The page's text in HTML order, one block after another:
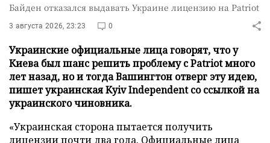
Байден отказался выдавать Украине лицензию на Patriot
3 августа 2026, 23:23 0
Украинские официальные лица говорят, что у
Киева был шанс решить проблему с Patriot много
лет назад, но и тогда Вашингтон отверг эту идею,
пишет украинская Kyiv Independent со ссылкой на
украинского чиновника.
«Украинская сторона пытается получить
лицензии почти два года. Официальные лица